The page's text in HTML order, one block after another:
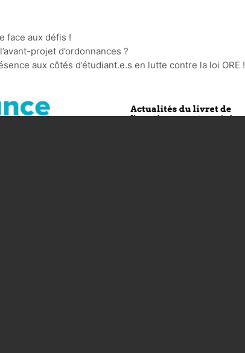
face aux défis !
projet d’ordonnances ?
aux côtés d’étudiant.e.s en lutte contre la loi ORE !